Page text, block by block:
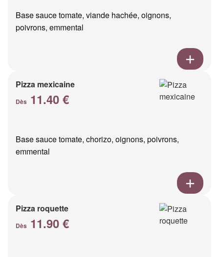
Base sauce tomate, viande hachée, oignons,
poivrons, emmental
Pizza mexicaine
Dès 11.40 €
Base sauce tomate, chorizo, oignons, poivrons,
emmental
Pizza roquette
Dès 11.90 €